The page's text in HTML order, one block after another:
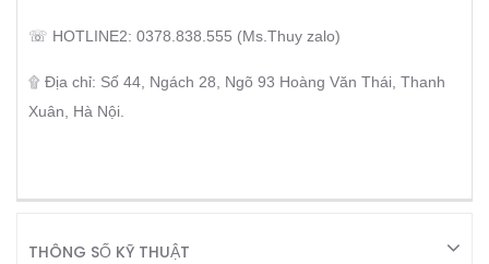
☏ HOTLINE2: 0378.838.555 (Ms.Thuy zalo)
۩ Địa chỉ: Số 44, Ngách 28, Ngõ 93 Hoàng Văn Thái, Thanh
Xuân, Hà Nội.
THÔNG SỐ KỸ THUẬT